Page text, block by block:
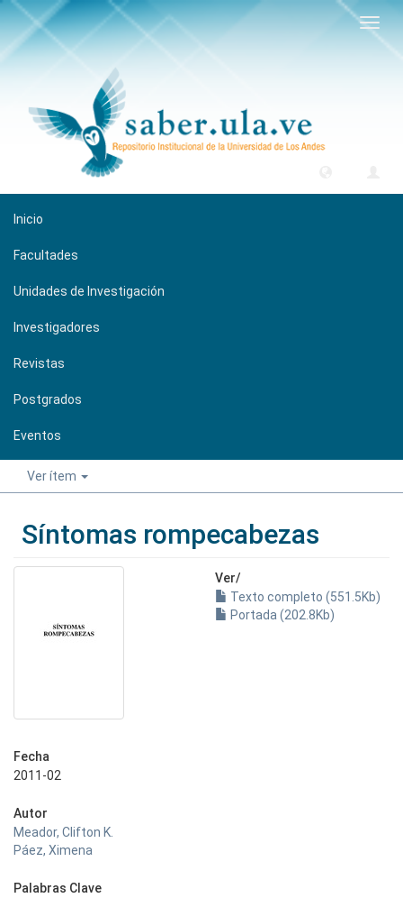
Inicio
Facultades
Unidades de Investigación
Investigadores
Revistas
Postgrados
Eventos
Ver ítem
Síntomas rompecabezas
Ver/
Texto completo (551.5Kb)
Portada (202.8Kb)
Fecha
2011-02
Autor
Meador, Clifton K.
Páez, Ximena
Palabras Clave